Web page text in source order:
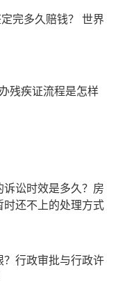
完多久赔钱？ 世界
残疾证流程是怎样
诉讼时效是多久？房
时还不上的处理方式
？行政审批与行政许